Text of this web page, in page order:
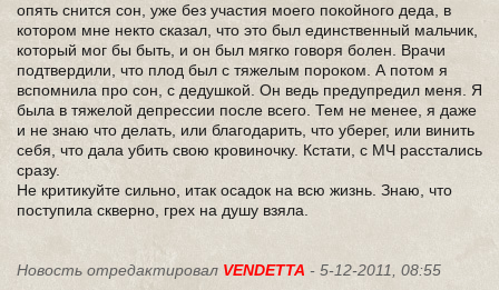
опять снится сон, уже без участия моего покойного деда, в
котором мне некто сказал, что это был единственный мальчик,
который мог бы быть, и он был мягко говоря болен. Врачи
подтвердили, что плод был с тяжелым пороком. А потом я
вспомнила про сон, с дедушкой. Он ведь предупредил меня. Я
была в тяжелой депрессии после всего. Тем не менее, я даже
и не знаю что делать, или благодарить, что уберег, или винить
себя, что дала убить свою кровиночку. Кстати, с МЧ расстались
сразу.
Не критикуйте сильно, итак осадок на всю жизнь. Знаю, что
поступила скверно, грех на душу взяла.
Новость отредактировал VENDETTA - 5-12-2011, 08:55